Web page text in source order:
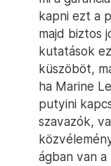
kapni ezt a
majd biztos
kutatások
küszöböt,
ha Marine
putyini
szavazók,
ágban van